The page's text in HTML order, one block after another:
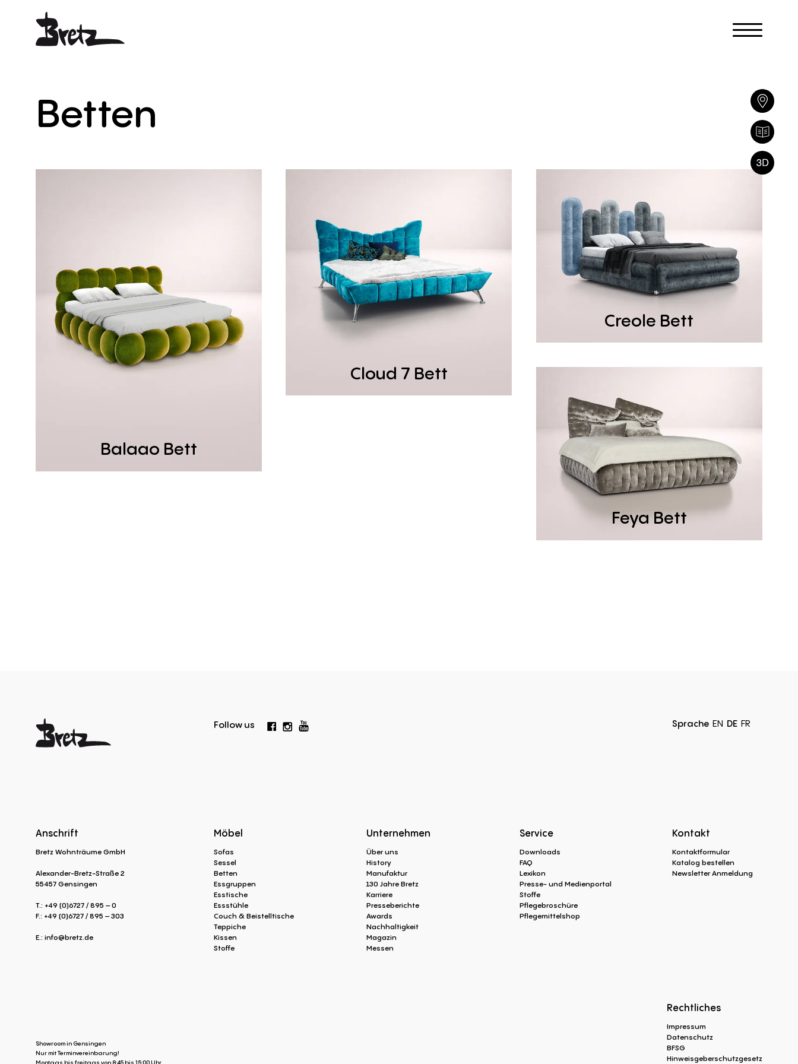
Betten
Balaao Bett
Cloud 7 Bett
Creole Bett
Feya Bett
Follow us Sprache EN DE FR
Anschrift
Bretz Wohnträume GmbH
Alexander-Bretz-Straße 2
55457 Gensingen
T.: +49 (0)6727 / 895 – 0
F.: +49 (0)6727 / 895 – 303
E.: info@bretz.de
Möbel
Sofas
Sessel
Betten
Essgruppen
Esstische
Essstühle
Couch & Beistelltische
Teppiche
Kissen
Stoffe
Unternehmen
Über uns
History
Manufaktur
130 Jahre Bretz
Karriere
Presseberichte
Awards
Nachhaltigkeit
Magazin
Messen
Service
Downloads
FAQ
Lexikon
Presse- und Medienportal
Stoffe
Pflegebroschüre
Pflegemittelshop
Kontakt
Kontaktformular
Katalog bestellen
Newsletter Anmeldung
Showroom in Gensingen
Nur mit Terminvereinbarung!
Rechtliches
Impressum
Datenschutz
BFSG
Hinweisgeberschutzgesetz